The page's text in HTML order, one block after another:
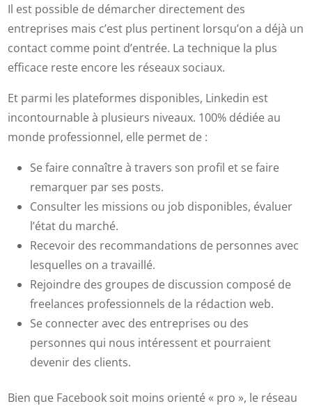
Il est possible de démarcher directement des
entreprises mais c’est plus pertinent lorsqu’on a déjà un
contact comme point d’entrée. La technique la plus
efficace reste encore les réseaux sociaux.
Et parmi les plateformes disponibles, Linkedin est
incontournable à plusieurs niveaux. 100% dédiée au
monde professionnel, elle permet de :
Se faire connaître à travers son profil et se faire
remarquer par ses posts.
Consulter les missions ou job disponibles, évaluer
l’état du marché.
Recevoir des recommandations de personnes avec
lesquelles on a travaillé.
Rejoindre des groupes de discussion composé de
freelances professionnels de la rédaction web.
Se connecter avec des entreprises ou des
personnes qui nous intéressent et pourraient
devenir des clients.
Bien que Facebook soit moins orienté « pro », le réseau